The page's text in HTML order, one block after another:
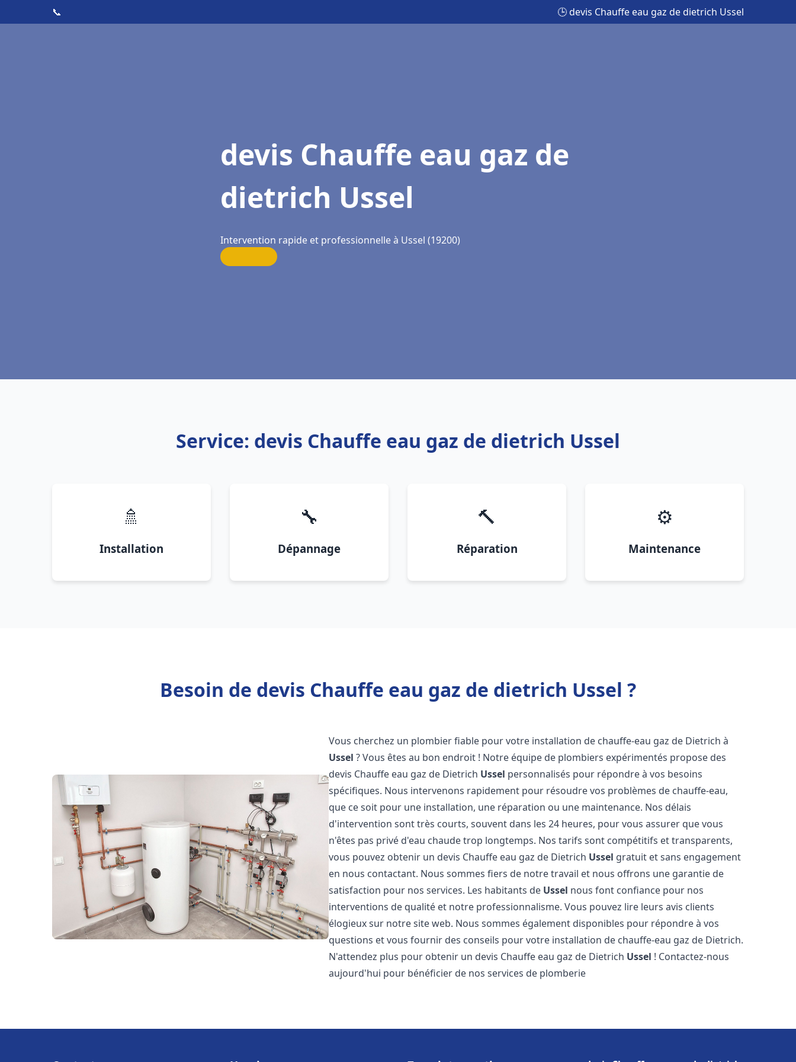
📞 🕒 devis Chauffe eau gaz de dietrich Ussel
devis Chauffe eau gaz de
dietrich Ussel
Intervention rapide et professionnelle à Ussel (19200)
Service: devis Chauffe eau gaz de dietrich Ussel
🚿
Installation
🔧
Dépannage
🔨
Réparation
⚙️
Maintenance
Besoin de devis Chauffe eau gaz de dietrich Ussel ?
Vous cherchez un plombier fiable pour votre installation de chauffe-eau gaz de Dietrich à
Ussel ? Vous êtes au bon endroit ! Notre équipe de plombiers expérimentés propose des
devis Chauffe eau gaz de Dietrich Ussel personnalisés pour répondre à vos besoins
spécifiques. Nous intervenons rapidement pour résoudre vos problèmes de chauffe-eau,
que ce soit pour une installation, une réparation ou une maintenance. Nos délais
d'intervention sont très courts, souvent dans les 24 heures, pour vous assurer que vous
n'êtes pas privé d'eau chaude trop longtemps. Nos tarifs sont compétitifs et transparents,
vous pouvez obtenir un devis Chauffe eau gaz de Dietrich Ussel gratuit et sans engagement
en nous contactant. Nous sommes fiers de notre travail et nous offrons une garantie de
satisfaction pour nos services. Les habitants de Ussel nous font confiance pour nos
interventions de qualité et notre professionnalisme. Vous pouvez lire leurs avis clients
élogieux sur notre site web. Nous sommes également disponibles pour répondre à vos
questions et vous fournir des conseils pour votre installation de chauffe-eau gaz de Dietrich.
N'attendez plus pour obtenir un devis Chauffe eau gaz de Dietrich Ussel ! Contactez-nous
aujourd'hui pour bénéficier de nos services de plomberie